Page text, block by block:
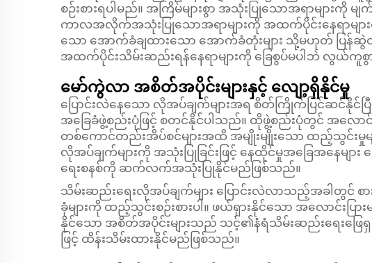
စဉ်းစားရပါမည်။ အကြိမ်များစွာ အသုံးပြုသောအရာများ
ကာလအလိုက်အသုံးပြုသောအရာများကို အထက်ပိုင်းနေရာမ
သော အောက်ခံချထားသော အောက်ခံတုံးများ သို့မဟုတ် ပြန်ဆွဲထ
အထက်ပိုင်းသိမ်းဆည်းရန်နေရာများကို ခြေစွပ်မပါဘဲ လွယ်ကူ
မော်ကွဲလာ အစိတ်အပိုင်းများနှင့် လျော့ရှိနိုင်မှု
ပြောင်းလဲနေသော လိုအပ်ချက်များအရ စိတ်ကြိုက်ပြင်ဆင်နိုင်
အခြေခံဖွဲ့စည်းပုံဖြင့် စတင်နိုင်ပါသည်။ ထိုဖွဲ့စည်းပုံတွင် အလောင်းပြ
တစ်ကောင်တည်းအိပ်စင်များအထိ အမျိုးမျိုးသော ထည့်သွင်း
လိုအပ်ချက်များကို အသုံးပြုခြင်းဖြင့် နေထိုင်မှုအခြေအနေမျ
ရေးစနစ်ကို ဆက်လက်အသုံးပြုနိုင်မည်ဖြစ်သည်။
သိမ်းဆည်းရေးလိုအပ်ချက်များ ပြောင်းလဲလာသည့်အခါတွင် စ
ခုံများကို ထည့်သွင်းစဉ်းစားပါ။ ဖယ်ရှားနိုင်သော အလောင်းပြားမ
နိုင်သော အစိတ်အပိုင်းများသည် သင့်၏နံရံသိမ်းဆည်းရေးဖြေရှင်
ဖြင့် ထိန်းသိမ်းထားနိုင်မည်ဖြစ်သည်။